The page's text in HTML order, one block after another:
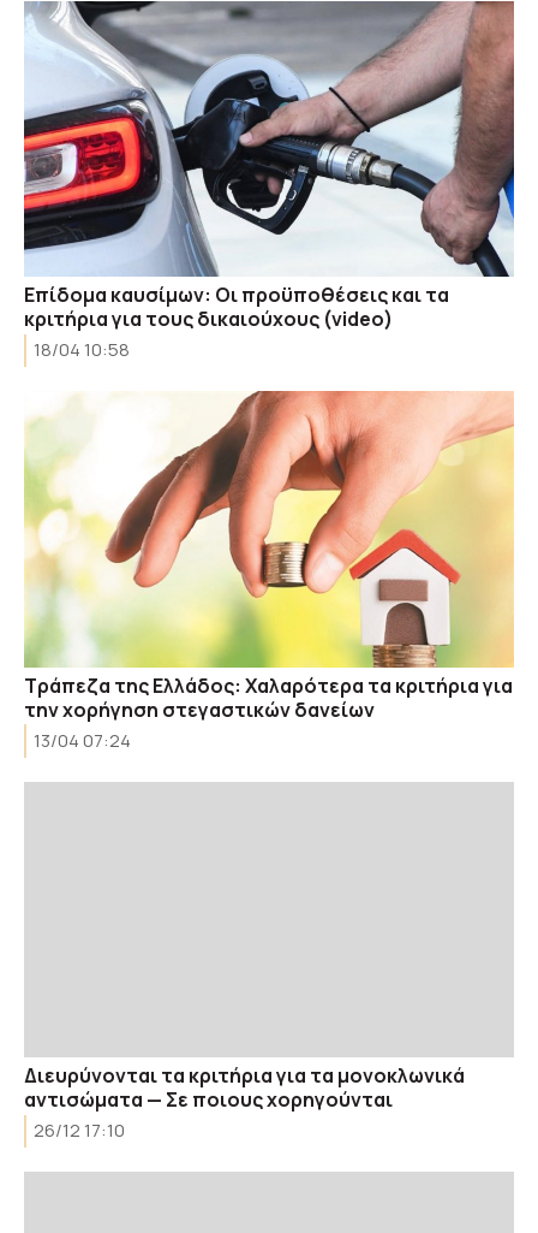
Επίδομα καυσίμων: Οι προϋποθέσεις και τα
κριτήρια για τους δικαιούχους (video)
18/04 10:58
Τράπεζα της Ελλάδος: Χαλαρότερα τα κριτήρια για
την χορήγηση στεγαστικών δανείων
13/04 07:24
Διευρύνονται τα κριτήρια για τα μονοκλωνικά
αντισώματα — Σε ποιους χορηγούνται
26/12 17:10